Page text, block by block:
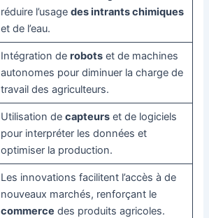
réduire l’usage des intrants chimiques
et de l’eau.
Intégration de robotset de machines
autonomes pour diminuer la charge de
travail des agriculteurs.
Utilisation de capteurset de logiciels
pour interpréter les données et
optimiser la production.
Les innovations facilitent l’accès à de
nouveaux marchés, renforçant le
commerce des produits agricoles.